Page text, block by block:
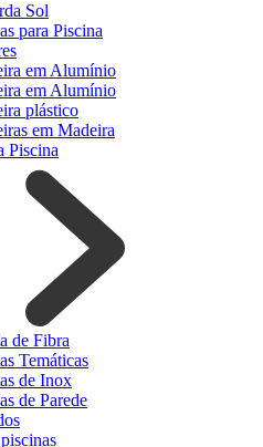
Sol
para Piscina
em Alumínio
em Alumínio
plástico
em Madeira
Piscina
de Fibra
Temáticas
de Inox
de Parede